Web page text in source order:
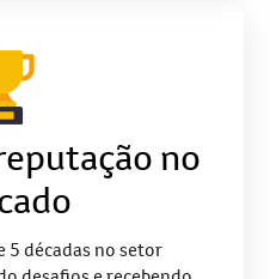
no
5 décadas no setor
desafios e recebendo
essa jornada.